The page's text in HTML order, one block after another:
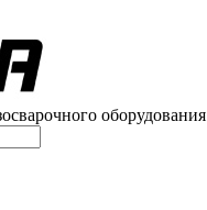
оборудования